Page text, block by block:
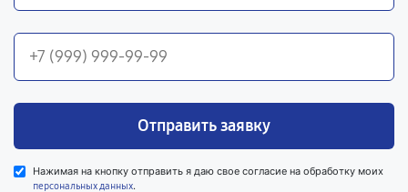
Отправить заявку
Нажимая на кнопку отправить я даю свое согласие на обработку моих
персональных данных.